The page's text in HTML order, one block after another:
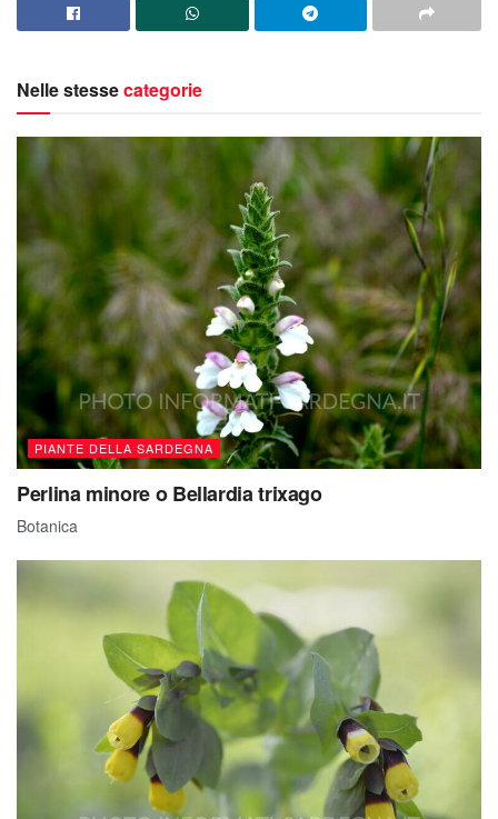
Nelle stessecategorie
PIANTE DELLA SARDEGNA
Perlina minore o Bellardia trixago
Botanica